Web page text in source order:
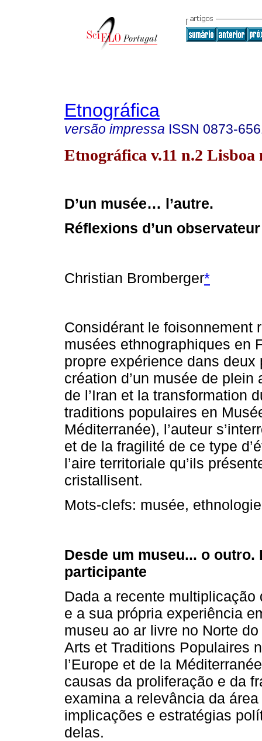
Etnográfica
versão impressa ISSN 0873-
Etnográfica v.11 n.2 Lisboa
D’un musée… l’autre.
Réflexions d’un
Christian Bromberger*
Considérant le foisonnement
musées ethnographiques en
propre expérience dans deux
création d’un musée de plein
de l’Iran et la transformation
traditions populaires en
Méditerranée), l’auteur
et de la fragilité de ce type
l’aire territoriale qu’ils
cristallisent.
Mots-clefs: musée,
Desde um museu... o outro.
participante
Dada a recente
e a sua própria experiência
museu ao ar livre no Norte
Arts et Traditions Populaires
l’Europe et de la
causas da proliferação e da
examina a relevância da
implicações e estratégias
delas.